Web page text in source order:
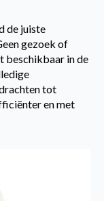
de juiste
gezoek of
beschikbaar in de
tot
en met